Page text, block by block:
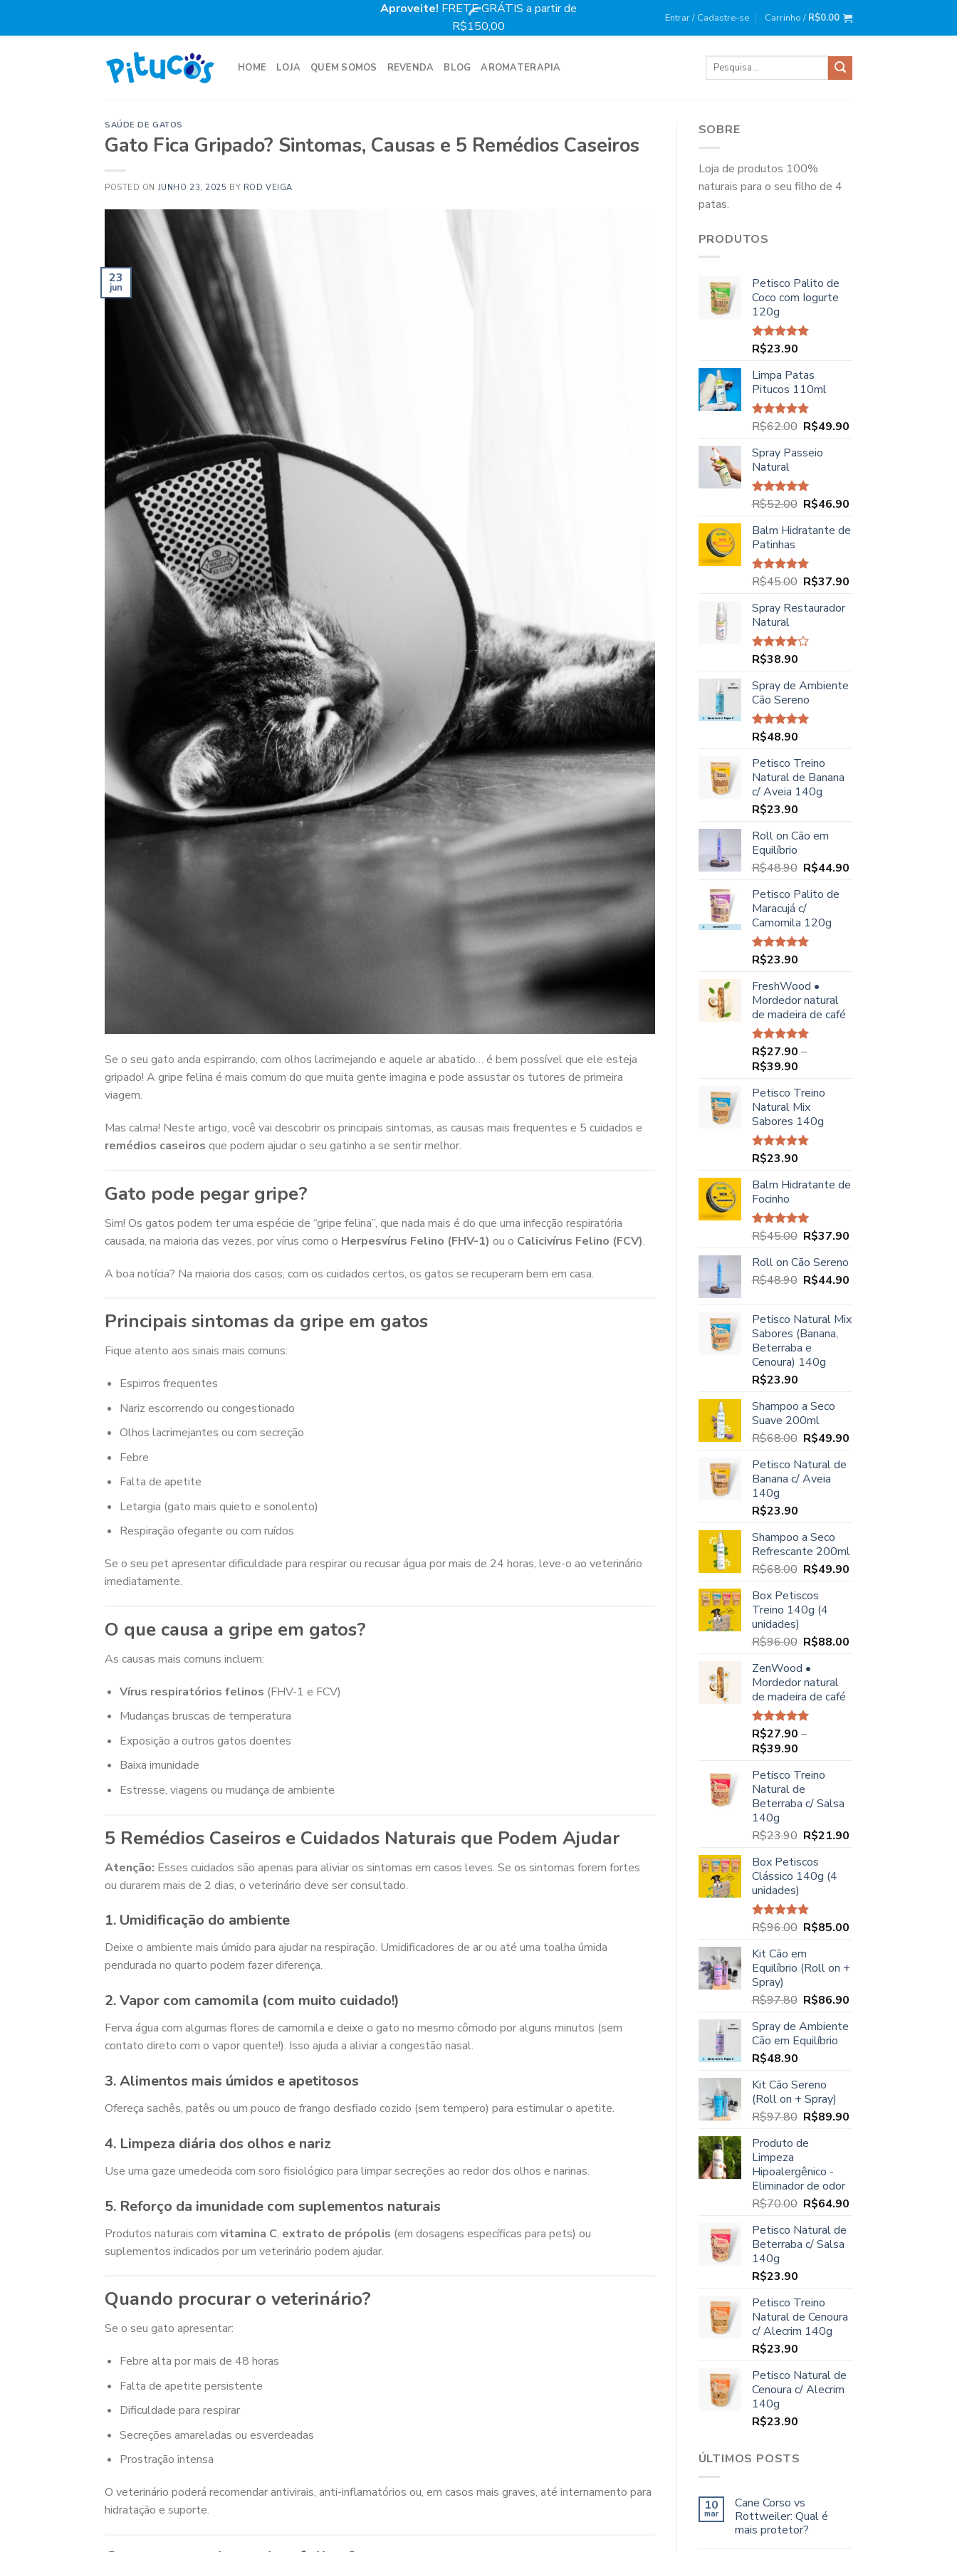
Aproveite! FRETE GRÁTIS a partir de
R$150,00
: BEMVINDO10
Entrar / Cadastre-se Carrinho / R$0.00
HOME LOJA QUEM SOMOS REVENDA BLOG AROMATERAPIA
Pesquisar
SAÚDE DE GATOS
Gato Fica Gripado? Sintomas, Causas e 5 Remédios Caseiros
POSTED ON JUNHO 23, 2025 BY ROD VEIGA
23
jun
Se o seu gato anda espirrando, com olhos lacrimejando e aquele ar abatido… é bem possível que ele esteja
gripado! A gripe felina é mais comum do que muita gente imagina e pode assustar os tutores de primeira
viagem.
Mas calma! Neste artigo, você vai descobrir os principais sintomas, as causas mais frequentes e 5 cuidados e
remédios caseiros que podem ajudar o seu gatinho a se sentir melhor.
Gato pode pegar gripe?
Sim! Os gatos podem ter uma espécie de “gripe felina”, que nada mais é do que uma infecção respiratória
causada, na maioria das vezes, por vírus como o Herpesvírus Felino (FHV-1) ou o Calicivírus Felino (FCV).
A boa notícia? Na maioria dos casos, com os cuidados certos, os gatos se recuperam bem em casa.
Principais sintomas da gripe em gatos
Fique atento aos sinais mais comuns:
Espirros frequentes
Nariz escorrendo ou congestionado
Olhos lacrimejantes ou com secreção
Febre
Falta de apetite
Letargia (gato mais quieto e sonolento)
Respiração ofegante ou com ruídos
Se o seu pet apresentar dificuldade para respirar ou recusar água por mais de 24 horas, leve-o ao veterinário
imediatamente.
O que causa a gripe em gatos?
As causas mais comuns incluem:
Vírus respiratórios felinos (FHV-1 e FCV)
Mudanças bruscas de temperatura
Exposição a outros gatos doentes
Baixa imunidade
Estresse, viagens ou mudança de ambiente
5 Remédios Caseiros e Cuidados Naturais que Podem Ajudar
Atenção: Esses cuidados são apenas para aliviar os sintomas em casos leves. Se os sintomas forem fortes
ou durarem mais de 2 dias, o veterinário deve ser consultado.
1. Umidificação do ambiente
Deixe o ambiente mais úmido para ajudar na respiração. Umidificadores de ar ou até uma toalha úmida
pendurada no quarto podem fazer diferença.
2. Vapor com camomila (com muito cuidado!)
Ferva água com algumas flores de camomila e deixe o gato no mesmo cômodo por alguns minutos (sem
contato direto com o vapor quente!). Isso ajuda a aliviar a congestão nasal.
3. Alimentos mais úmidos e apetitosos
Ofereça sachês, patês ou um pouco de frango desfiado cozido (sem tempero) para estimular o apetite.
4. Limpeza diária dos olhos e nariz
Use uma gaze umedecida com soro fisiológico para limpar secreções ao redor dos olhos e narinas.
5. Reforço da imunidade com suplementos naturais
Produtos naturais com vitamina C, extrato de própolis (em dosagens específicas para pets) ou
suplementos indicados por um veterinário podem ajudar.
Quando procurar o veterinário?
Se o seu gato apresentar:
Febre alta por mais de 48 horas
Falta de apetite persistente
Dificuldade para respirar
Secreções amareladas ou esverdeadas
Prostração intensa
O veterinário poderá recomendar antivirais, anti-inflamatórios ou, em casos mais graves, até internamento para
hidratação e suporte.
SOBRE
Loja de produtos 100%
naturais para o seu filho de 4
patas.
PRODUTOS
Petisco Palito de
Coco com Iogurte
120g
Avaliação
R$23.90
Limpa Patas
Pitucos 110ml
Avaliação
R$62.00 O
original
R$62.00.
R$49.90
Spray Passeio
Natural
Avaliação
R$52.00 O
original
R$52.00.
R$46.90
atual
Balm Hidratante de
Patinhas
Avaliação
R$45.00 O
original
R$45.00.
R$37.90
Spray Restaurador
Natural
Avaliação
5
R$38.90
Spray de Ambiente
Cão Sereno
Avaliação
R$48.90
Petisco Treino
Natural de Banana
c/ Aveia 140g
R$23.90
Roll on Cão em
Equilíbrio
R$48.90 O
original
era:
R$48.90.
R$44.90
Petisco Palito de
Maracujá c/
Camomila 120g
Avaliação
R$23.90
FreshWood •
Mordedor natural
de madeira de café
Avaliação
5.00de 5
R$27.90 –
R$39.90Faixa
preço:
R$27.90
através
R$39.90
Petisco Treino
Natural Mix
Sabores 140g
Avaliação
R$23.90
Balm Hidratante de
Focinho
Avaliação
R$45.00 O
original
era:
R$37.90
Roll on Cão Sereno
R$48.90 O
era:
R$48.90.
R$44.90
é:
Petisco Natural Mix
Sabores (Banana,
Beterraba e
Cenoura) 140g
R$23.90
Shampoo a Seco
Suave 200ml
R$68.00 O
original
era:
R$49.90
Petisco Natural de
Banana c/ Aveia
140g
R$23.90
Shampoo a Seco
Refrescante 200ml
R$68.00 O
original
era:
R$49.90
Box Petiscos
Treino 140g (4
unidades)
R$96.00 O
original
era:
R$96.00.
R$88.00
ZenWood •
Mordedor natural
de madeira de café
Avaliação
5.00de 5
R$27.90 –
R$39.90Faixa
preço:
R$27.90
através
Petisco Treino
Natural de
Beterraba c/ Salsa
140g
R$23.90 O
original
era:
R$21.90
Box Petiscos
Clássico 140g (4
unidades)
Avaliação
R$96.00 O
original
era:
R$85.00
é:
Kit Cão em
Equilíbrio (Roll on +
Spray)
R$97.80 O
original
era:
R$86.90
Spray de Ambiente
Cão em Equilíbrio
R$48.90
Kit Cão Sereno
(Roll on + Spray)
R$97.80 O
original
R$97.80.
R$89.90
Produto de
Limpeza
Hipoalergênico -
Eliminador de odor
R$70.00 O
original
era:
R$64.90
Petisco Natural de
Beterraba c/ Salsa
140g
R$23.90
Petisco Treino
Natural de Cenoura
c/ Alecrim 140g
R$23.90
Petisco Natural de
Cenoura c/ Alecrim
140g
R$23.90
ÚLTIMOS POSTS
10
mar
Cane Corso vs
Rottweiler: Qual é
mais protetor?